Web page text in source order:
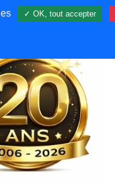
nous Contact
✓ OK, tout accepter